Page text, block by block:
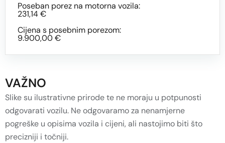
Poseban porez na motorna vozila:
231,14 €
Cijena s posebnim porezom:
9.900,00 €
VAŽNO
Slike su ilustrativne prirode te ne moraju u potpunosti
odgovarati vozilu. Ne odgovaramo za nenamjerne
pogreške u opisima vozila i cijeni, ali nastojimo biti što
precizniji i točniji.